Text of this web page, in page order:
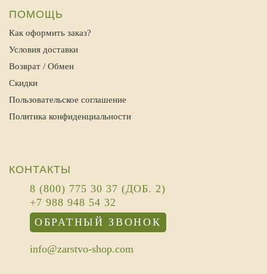
ПОМОЩЬ
Как оформить заказ?
Условия доставки
Возврат / Обмен
Скидки
Пользовательское соглашение
Политика конфиденциальности
КОНТАКТЫ
8 (800) 775 30 37 (ДОБ. 2)
+7 988 948 54 32
ОБРАТНЫЙ ЗВОНОК
info@zarstvo-shop.com